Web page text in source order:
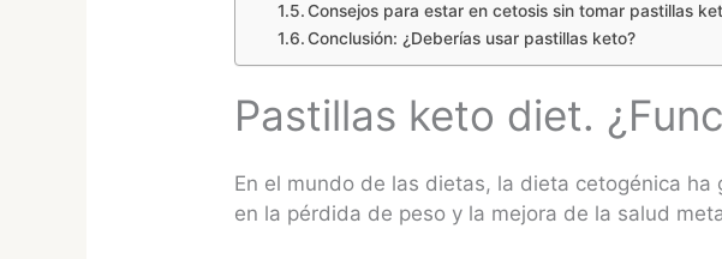
Consejos para estar en cetosis sin tomar pastillas
Conclusión: ¿Deberías usar pastillas keto?
Pastillas keto diet.
En el mundo de las dietas, la dieta cetogénica
en la pérdida de peso y la mejora de la salud